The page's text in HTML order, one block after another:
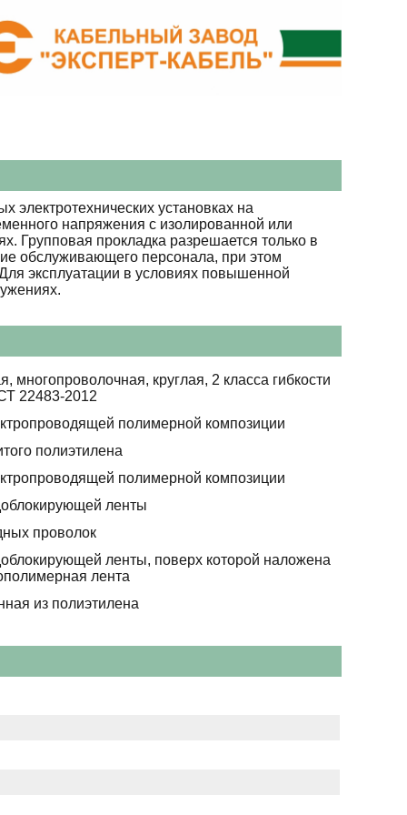
установках на
напряжения с изолированной или
Групповая прокладка разрешается только в
обслуживающего персонала, при этом
эксплуатации в условиях повышенной
многопроволочная, круглая, 2 класса гибкости
22483-2012
полимерной композиции
полиэтилена
полимерной композиции
ленты
проволок
ленты, поверх которой наложена
лента
из полиэтилена